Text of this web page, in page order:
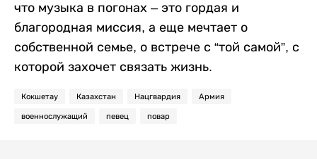
что музыка в погонах – это гордая и
благородная миссия, а еще мечтает о
собственной семье, о встрече с “той самой”, с
которой захочет связать жизнь.
Кокшетау Казахстан Нацгвардия Армия
военнослужащий певец повар